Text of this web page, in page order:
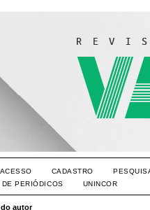
ACESSO CADASTRO
DE PERIÓDICOS UNINCOR
autor